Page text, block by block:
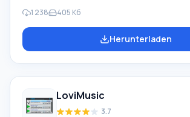
Explorer-Browser. Sie unterstützt die
Online-Ressourcen. Dank des Multi-
(bis zu 16 gleichzeitige Verbindungen)
Download Manager ermöglicht Ihnen das
von n
1 238 405 Кб
Herunterladen
LoviMusic
3.7